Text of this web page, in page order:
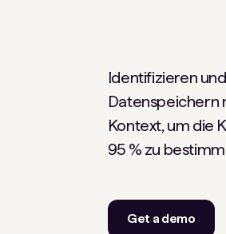
Identifizieren
Datenspeichern
Kontext, um die
95 % zu
Get a demo